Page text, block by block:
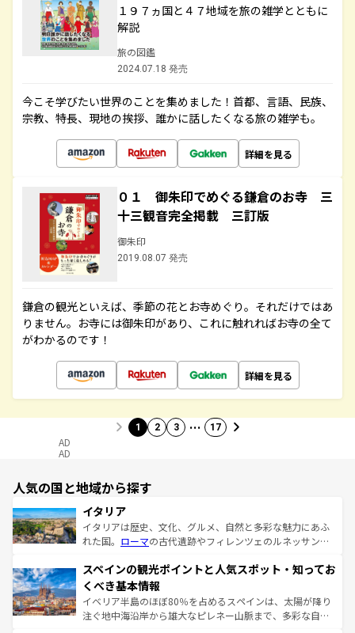
１９７ヵ国と４７地域を旅の雑学とともに
解説
旅の図鑑
2024.07.18 発売
今こそ学びたい世界のことを集めました！首都、言語、民族、
宗教、特長、現地の挨拶、誰かに話したくなる旅の雑学も。
詳細を見る
０１ 御朱印でめぐる鎌倉のお寺 三
十三観音完全掲載 三訂版
御朱印
2019.08.07 発売
鎌倉の観光といえば、季節の花とお寺めぐり。それだけではあ
りません。お寺には御朱印があり、これに触れればお寺の全て
がわかるのです！
詳細を見る
1 2 3 … 17
AD
AD
人気の国と地域から探す
イタリア
イタリアは歴史、文化、グルメ、自然と多彩な魅力にあふ
れた国。 ローマの古代遺跡やフィレンツェのルネッサンス
ろん、トスカーナの美しい田園風景やアマルフィ海岸の絶
景など、自然景観も見逃せない。観光の合間には、本場の
ピザやパスタなど、絶品のイタリア料理を堪能することも
できる。朝目覚めてから夜眠るまで、すべての瞬間を楽し
スペインの観光ポイントと人気スポット・知ってお
くべき基本情報
イベリア半島のほぼ80％を占めるスペインは、太陽が降り
注ぐ地中海沿岸から雄大なピレネー山脈まで、多彩な自然